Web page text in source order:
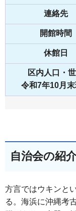
連絡先
開館時間
休館日
区内人口・
令和7年10月
自治会の紹
方言ではウキンと
る。海浜に沖縄考